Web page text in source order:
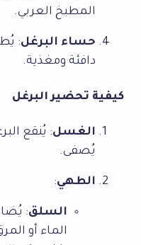
المطبخ العربي.
حساء البرغل:
دافئة ومغذية.
كيفية تحضير البرغل
الغسل: يُنقع
يُصفى.
الطهي:
السلق:
الماء أو